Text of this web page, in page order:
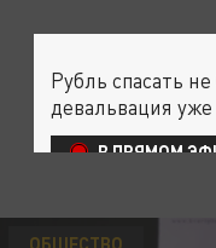
ОБЩЕСТВО
Рубль спасать
девальвация уже
В ПРЯМОМ